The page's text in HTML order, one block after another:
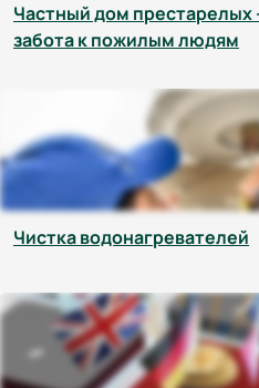
Частный дом престарелых
забота к пожилым людям
Чистка водонагревателей